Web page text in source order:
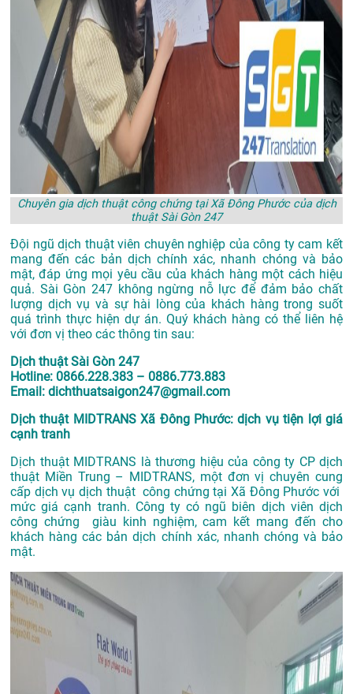
Chuyên gia dịch thuật công chứng tại Xã Đông Phước của dịch
thuật Sài Gòn 247
Đội ngũ dịch thuật viên chuyên nghiệp của công ty cam kết
mang đến các bản dịch chính xác, nhanh chóng và bảo
mật, đáp ứng mọi yêu cầu của khách hàng một cách hiệu
quả. Sài Gòn 247 không ngừng nỗ lực để đảm bảo chất
lượng dịch vụ và sự hài lòng của khách hàng trong suốt
quá trình thực hiện dự án. Quý khách hàng có thể liên hệ
với đơn vị theo các thông tin sau:
Dịch thuật Sài Gòn 247
Hotline: 0866.228.383 – 0886.773.883
Email: dichthuatsaigon247@gmail.com
Dịch thuật MIDTRANS Xã Đông Phước: dịch vụ tiện lợi giá
cạnh tranh
Dịch thuật MIDTRANS là thương hiệu của công ty CP dịch
thuật Miền Trung – MIDTRANS, một đơn vị chuyên cung
cấp dịch vụ dịch thuật công chứng tại Xã Đông Phước với
mức giá cạnh tranh. Công ty có ngũ biên dịch viên dịch
công chứng giàu kinh nghiệm, cam kết mang đến cho
khách hàng các bản dịch chính xác, nhanh chóng và bảo
mật.